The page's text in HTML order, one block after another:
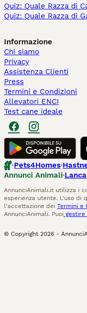
Quiz: Quale Razza di
Quiz: Quale Razza di
Informazione
Chi siamo
Privacy
Assistenza Clienti
Press
Termini e Condizioni
Allevatori ENCI
Test cane ideale
Pets4Homes
Annunci Animali
AnnunciAnimali.it utilizza i
esperienza utente. L'uso di
l'accettazione dei Termini e
AnnunciAnimali. Puoi gestire
© Copyright 2026 -